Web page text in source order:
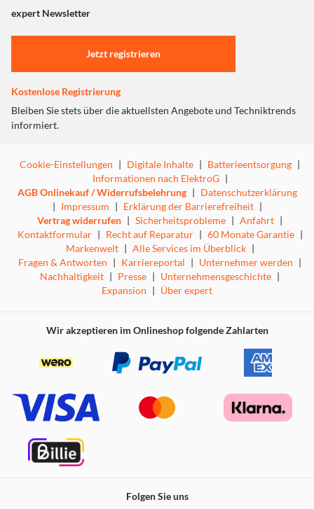
"Marketing".
Einstellungen anpassen
expert Newsletter
Jetzt registrieren
Kostenlose Registrierung
Bleiben Sie stets über die aktuellsten Angebote und Techniktrends
informiert.
Cookie-Einstellungen | Digitale Inhalte | Batterieentsorgung |
Informationen nach ElektroG |
AGB Onlinekauf / Widerrufsbelehrung | Datenschutzerklärung
| Impressum | Erklärung der Barrierefreiheit |
Vertrag widerrufen | Sicherheitsprobleme | Anfahrt |
Kontaktformular | Recht auf Reparatur | 60 Monate Garantie |
Markenwelt | Alle Services im Überblick |
Fragen & Antworten | Karriereportal | Unternehmer werden |
Nachhaltigkeit | Presse | Unternehmensgeschichte |
Expansion | Über expert
Wir akzeptieren im Onlineshop folgende Zahlarten
Folgen Sie uns